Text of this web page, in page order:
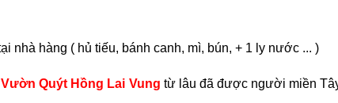
nhà hàng ( hủ tiếu, bánh canh, mì, bún, + 1 ly nước ... )
Vườn Quýt Hồng Lai Vung từ lâu đã được người miền